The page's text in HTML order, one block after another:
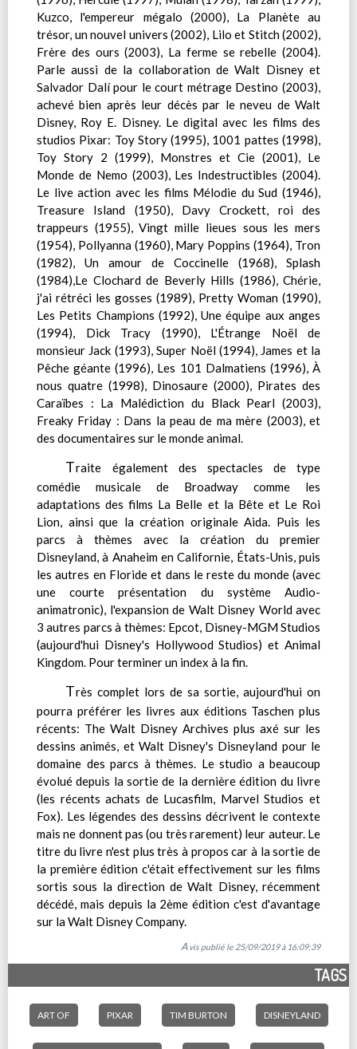
Kuzco, l'empereur mégalo (2000), La Planète au
trésor, un nouvel univers (2002), Lilo et Stitch (2002),
Frère des ours (2003), La ferme se rebelle (2004).
Parle aussi de la collaboration de Walt Disney et
Salvador Dalí pour le court métrage Destino (2003),
achevé bien après leur décès par le neveu de Walt
Disney, Roy E. Disney. Le digital avec les films des
studios Pixar: Toy Story (1995), 1001 pattes (1998),
Toy Story 2 (1999), Monstres et Cie (2001), Le
Monde de Nemo (2003), Les Indestructibles (2004).
Le live action avec les films Mélodie du Sud (1946),
Treasure Island (1950), Davy Crockett, roi des
trappeurs (1955), Vingt mille lieues sous les mers
(1954), Pollyanna (1960), Mary Poppins (1964), Tron
(1982), Un amour de Coccinelle (1968), Splash
(1984),Le Clochard de Beverly Hills (1986), Chérie,
j'ai rétréci les gosses (1989), Pretty Woman (1990),
Les Petits Champions (1992), Une équipe aux anges
(1994), Dick Tracy (1990), L'Étrange Noël de
monsieur Jack (1993), Super Noël (1994), James et la
Pêche géante (1996), Les 101 Dalmatiens (1996), À
nous quatre (1998), Dinosaure (2000), Pirates des
Caraïbes : La Malédiction du Black Pearl (2003),
Freaky Friday : Dans la peau de ma mère (2003), et
des documentaires sur le monde animal.
Traite également des spectacles de type
comédie musicale de Broadway comme les
adaptations des films La Belle et la Bête et Le Roi
Lion, ainsi que la création originale Aida. Puis les
parcs à thèmes avec la création du premier
Disneyland, à Anaheim en Californie, États-Unis, puis
les autres en Floride et dans le reste du monde (avec
une courte présentation du système Audio-
animatronic), l'expansion de Walt Disney World avec
3 autres parcs à thèmes: Epcot, Disney-MGM Studios
(aujourd'hui Disney's Hollywood Studios) et Animal
Kingdom. Pour terminer un index à la fin.
Très complet lors de sa sortie, aujourd'hui on
pourra préférer les livres aux éditions Taschen plus
récents: The Walt Disney Archives plus axé sur les
dessins animés, et Walt Disney's Disneyland pour le
domaine des parcs à thèmes. Le studio a beaucoup
évolué depuis la sortie de la dernière édition du livre
(les récents achats de Lucasfilm, Marvel Studios et
Fox). Les légendes des dessins décrivent le contexte
mais ne donnent pas (ou très rarement) leur auteur. Le
titre du livre n'est plus très à propos car à la sortie de
la première édition c'était effectivement sur les films
sortis sous la direction de Walt Disney, récemment
décédé, mais depuis la 2ème édition c'est d'avantage
sur la Walt Disney Company.
Avis publié le 25/09/2019 à 16:09:39
TAGS
ART OF PIXAR TIM BURTON DISNEYLAND